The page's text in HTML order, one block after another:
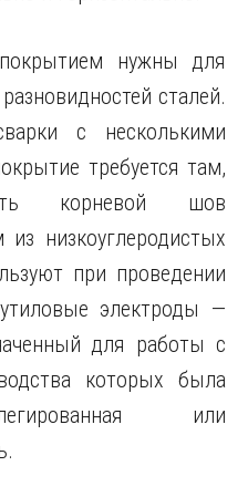
нужны для
сталей.
с несколькими
требуется там,
корневой шов
низкоуглеродистых
при проведении
электроды —
для работы с
которых была
или